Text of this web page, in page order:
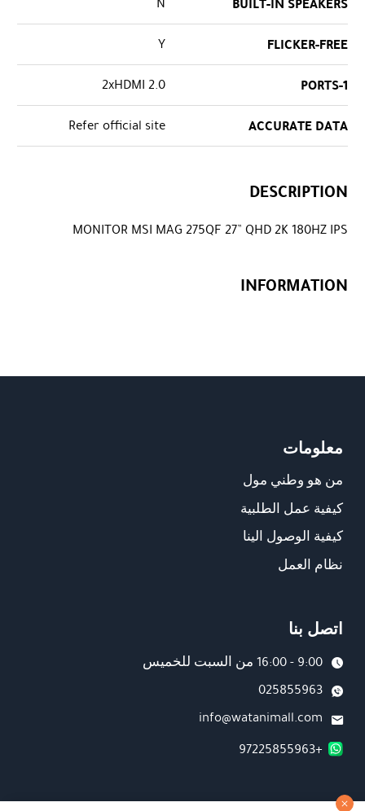
FLICKER-FREE
Y
PORTS-1
2xHDMI 2.0
ACCURATE DATA
Refer official site
DESCRIPTION
MONITOR MSI MAG 275QF 27” QHD 2K 180HZ IPS
INFORMATION
معلومات
من هو وطني مول
كيفية عمل الطلبية
كيفية الوصول الينا
نظام العمل
اتصل بنا
9:00 - 16:00 من السبت للخميس
025855963
info@watanimall.com
+97225855963
فروع